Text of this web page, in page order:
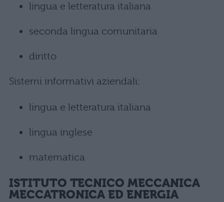
lingua e letteratura italiana
seconda lingua comunitaria
diritto
Sistemi informativi aziendali:
lingua e letteratura italiana
lingua inglese
matematica
ISTITUTO TECNICO MECCANICA
MECCATRONICA ED ENERGIA